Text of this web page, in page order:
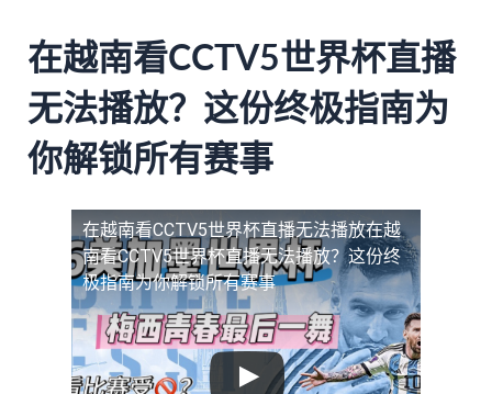
在越南看CCTV5世界杯直播
无法播放？这份终极指南为
你解锁所有赛事
在越南看CCTV5世界杯直播无法播放在越
南看CCTV5世界杯直播无法播放？这份终
极指南为你解锁所有赛事